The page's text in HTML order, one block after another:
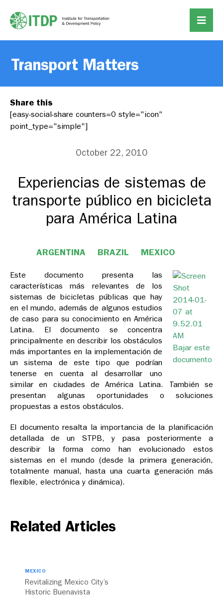
Transport Matters
Share this
[easy-social-share counters=0 style="icon"
point_type="simple"]
October 22, 2010
Experiencias de sistemas de
transporte público en bicicleta
para América Latina
ARGENTINA BRAZIL MEXICO
Bajar este
documento
Este documento presenta las
características más relevantes de los
sistemas de bicicletas públicas que hay
en el mundo, además de algunos estudios
de caso para su conocimiento en América
Latina. El documento se concentra
principalmente en describir los obstáculos
más importantes en la implementación de
un sistema de este tipo que podrían
tenerse en cuenta al desarrollar uno
similar en ciudades de América Latina. También se
presentan algunas oportunidades o soluciones
propuestas a estos obstáculos.
El documento resalta la importancia de la planificación
detallada de un STPB, y pasa posteriormente a
describir la forma como han evolucionado estos
sistemas en el mundo (desde la primera generación,
totalmente manual, hasta una cuarta generación más
flexible, electrónica y dinámica).
Related Articles
MEXICO
Revitalizing Mexico City’s
Historic Buenavista